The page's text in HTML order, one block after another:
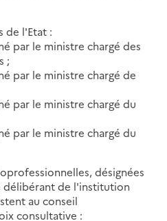
de l'Etat :
par le ministre chargé des
;
par le ministre chargé de
par le ministre chargé du
par le ministre chargé du
désignées
délibérant de l'institution
au conseil
consultative :